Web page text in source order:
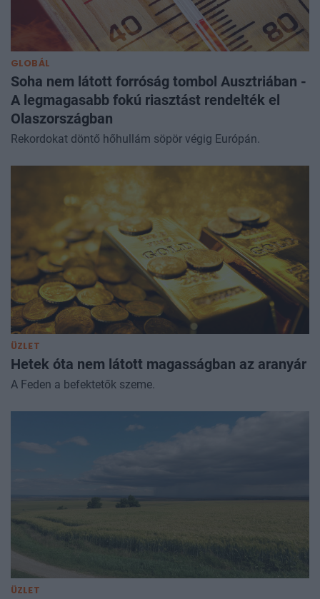
GLOBÁL
Soha nem látott forróság tombol Ausztriában -
A legmagasabb fokú riasztást rendelték el
Olaszországban
Rekordokat döntő hőhullám söpör végig Európán.
ÜZLET
Hetek óta nem látott magasságban az aranyár
A Feden a befektetők szeme.
ÜZLET